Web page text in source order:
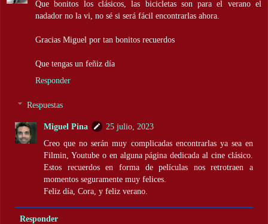
Que bonitos los clásicos, las bicicletas son para el verano el
nadador no la vi, no sé si será fácil encontrarlas ahora.
Gracias Miguel por tan bonitos recuerdos
Que tengas un feñiz día
Responder
Respuestas
Miguel Pina
25 julio, 2023
Creo que no serán muy complicadas encontrarlas ya sea en
Filmin, Youtube o en alguna página dedicada al cine clásico.
Estos recuerdos en forma de películas nos retrotraen a
momentos seguramente muy felices.
Feliz día, Cora, y feliz verano.
Responder